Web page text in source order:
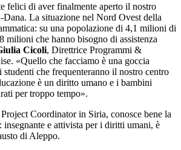
felici di aver finalmente aperto il nostro
La situazione nel Nord Ovest della
su una popolazione di 4,1 milioni di
milioni che hanno bisogno di assistenza
Cicoli, Direttrice Programmi &
«Quello che facciamo è una goccia
studenti che frequenteranno il nostro centro
è un diritto umano e i bambini
per troppo tempo».
Project Coordinator in Siria, conosce bene la
e attivista per i diritti umani, è
di Aleppo.